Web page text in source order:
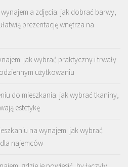
a zdjęcia: jak dobrać barwy,
prezentację wnętrza na
jak wybrać praktyczny i trwały
użytkowaniu
do mieszkania: jak wybrać tkaniny,
estetykę
na wynajem: jak wybrać
najemców